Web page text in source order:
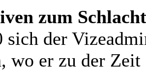
zum
sich der
wo er zu der